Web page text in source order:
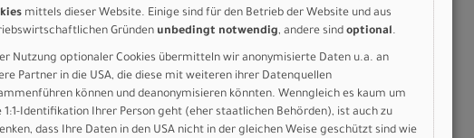
155mm
34.9mm, Offset 0mm, 100/125/150 Travel
mittels dieser Website. Einige sind für den Betrieb der Website und aus
Gründen unbedingt notwendig, andere sind optional.
Nutzung optionaler Cookies übermitteln wir anonymisierte Daten u.a. an
Partner in die USA, die diese mit weiteren ihrer Datenquellen
können und deanonymisieren könnten. Wenngleich es kaum um
1:1-Identifikation Ihrer Person geht (eher staatlichen Behörden), ist auch zu
dass Ihre Daten in den USA nicht in der gleichen Weise geschützt sind wie